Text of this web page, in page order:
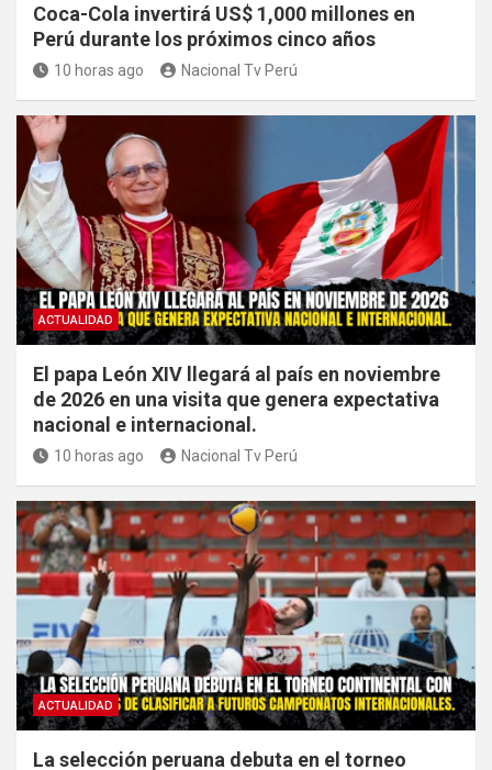
Coca-Cola invertirá US$ 1,000 millones en
Perú durante los próximos cinco años
10 horas ago Nacional Tv Perú
ACTUALIDAD
El papa León XIV llegará al país en noviembre
de 2026 en una visita que genera expectativa
nacional e internacional.
10 horas ago Nacional Tv Perú
ACTUALIDAD
La selección peruana debuta en el torneo